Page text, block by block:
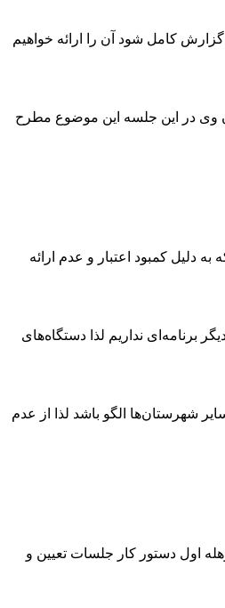
کامل شود آن را ارائه خواهیم
وی در این جلسه این موضوع مطرح
دلیل کمبود اعتبار و عدم ارائه
نداریم لذا دستگاه‌های
شهرستان‌ها الگو باشد لذا از عدم
اول دستور کار جلسات تعیین و